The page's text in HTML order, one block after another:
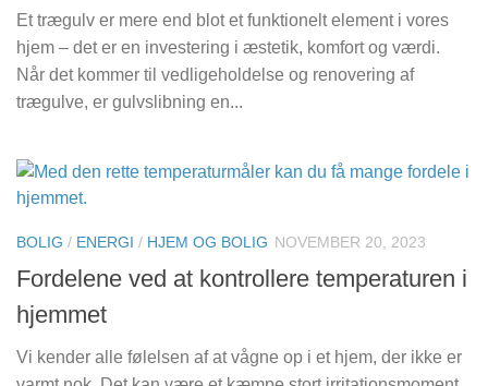
Et trægulv er mere end blot et funktionelt element i vores
hjem – det er en investering i æstetik, komfort og værdi.
Når det kommer til vedligeholdelse og renovering af
trægulve, er gulvslibning en...
BOLIG / ENERGI / HJEM OG BOLIG NOVEMBER 20, 2023
Fordelene ved at kontrollere temperaturen i
hjemmet
Vi kender alle følelsen af at vågne op i et hjem, der ikke er